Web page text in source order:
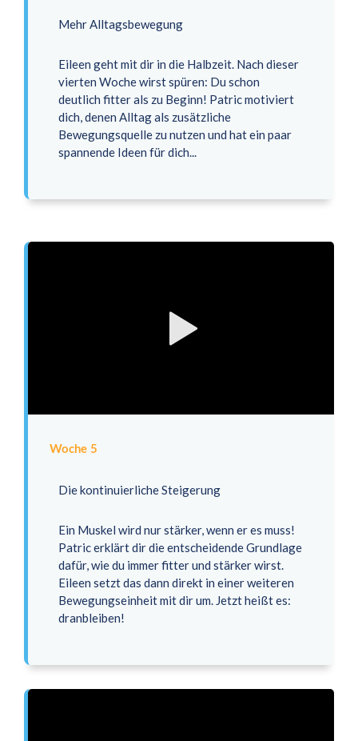
Mehr Alltagsbewegung
Eileen geht mit dir in die Halbzeit. Nach dieser
vierten Woche wirst spüren: Du schon
deutlich fitter als zu Beginn! Patric motiviert
dich, denen Alltag als zusätzliche
Bewegungsquelle zu nutzen und hat ein paar
spannende Ideen für dich...
Woche 5
Die kontinuierliche Steigerung
Ein Muskel wird nur stärker, wenn er es muss!
Patric erklärt dir die entscheidende Grundlage
dafür, wie du immer fitter und stärker wirst.
Eileen setzt das dann direkt in einer weiteren
Bewegungseinheit mit dir um. Jetzt heißt es:
dranbleiben!